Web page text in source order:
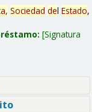
Sociedad del Estado,
Signatura